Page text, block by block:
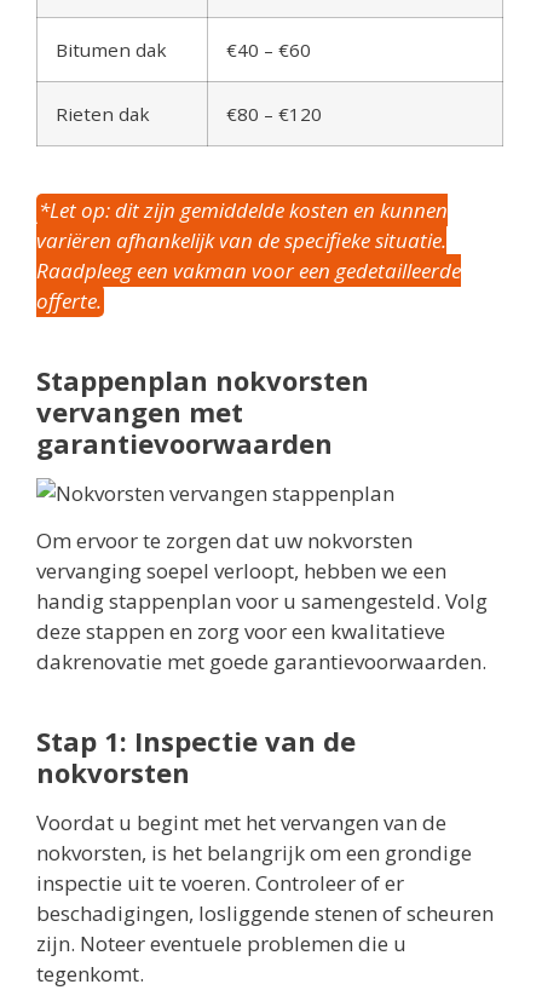
Bitumen dak €40 – €60
Rieten dak €80 – €120
*Let op: dit zijn gemiddelde kosten en kunnen
variëren afhankelijk van de specifieke situatie.
Raadpleeg een vakman voor een gedetailleerde
offerte.
Stappenplan nokvorsten
vervangen met
garantievoorwaarden
Om ervoor te zorgen dat uw nokvorsten
vervanging soepel verloopt, hebben we een
handig stappenplan voor u samengesteld. Volg
deze stappen en zorg voor een kwalitatieve
dakrenovatie met goede garantievoorwaarden.
Stap 1: Inspectie van de
nokvorsten
Voordat u begint met het vervangen van de
nokvorsten, is het belangrijk om een grondige
inspectie uit te voeren. Controleer of er
beschadigingen, losliggende stenen of scheuren
zijn. Noteer eventuele problemen die u
tegenkomt.